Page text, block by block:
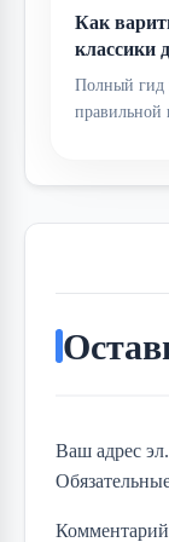
Как
классики
Полный гид
правильной
Ваш адрес
Комментарий